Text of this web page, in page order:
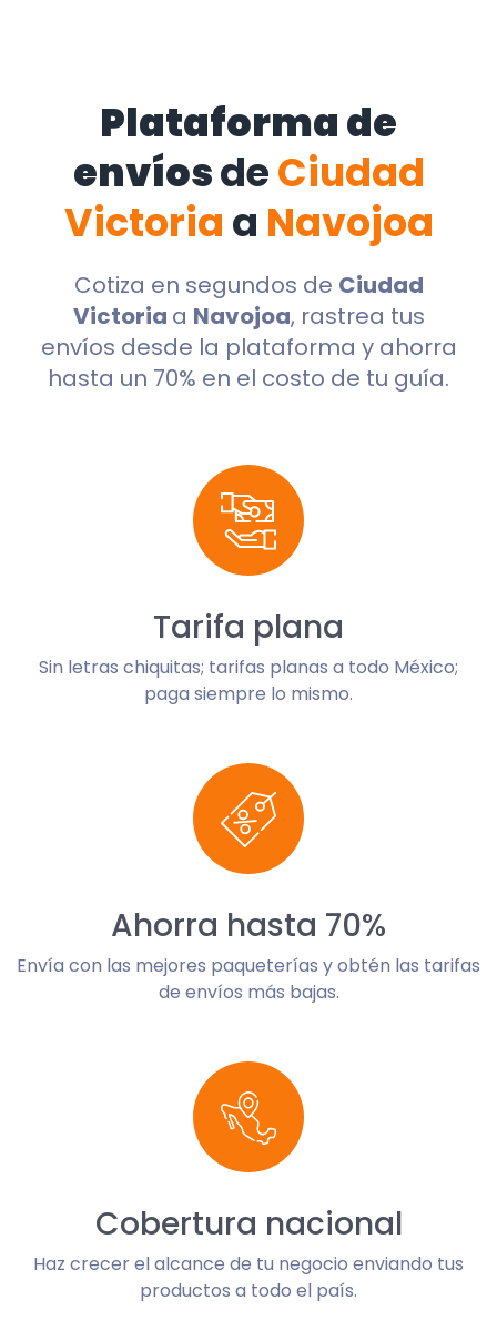
Plataforma de
envíosdeCiudad
Victoria a Navojoa
Cotiza en segundos de Ciudad
Victoria a Navojoa, rastrea tus
envíos desde la plataforma y ahorra
hasta un 70% en el costo de tu guía.
Tarifa plana
Sin letras chiquitas; tarifas planas a todo México;
paga siempre lo mismo.
Ahorra hasta 70%
Envía con las mejores paqueterías y obtén las tarifas
de envíos más bajas.
Cobertura nacional
Haz crecer el alcance de tu negocio enviando tus
productos a todo el país.